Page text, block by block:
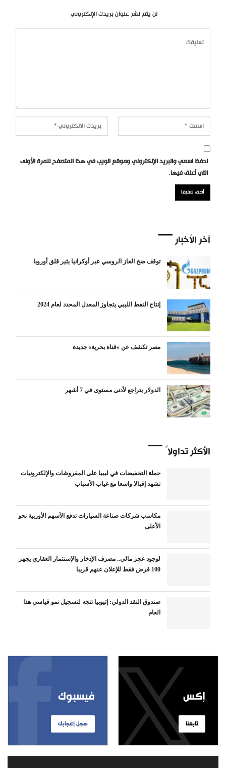
لن يتم نشر عنوان بريدك الإلكتروني.
احفظ اسمي والبريد الإلكتروني وموقع الويب في هذا المتصفح للمرة الأولى
التي أعلق فيها.
آخر الأخبار
توقف ضخ الغاز الروسي عبر أوكرانيا يثير قلق أوروبا
إنتاج النفط الليبي يتجاوز المعدل المحدد لعام 2024
مصر تكشف عن «قناة بحرية» جديدة
الدولار يتراجع لأدنى مستوى في 7 أشهر
الأكثر تداولاً
حملة التخفيضات في ليبيا على المفروشات والإلكترونيات
تشهد إقبالا واسعا مع غياب الأسباب
مكاسب شركات صناعة السيارات تدفع الأسهم الأوربية نحو
الأعلى
لوجود عجز مالي.. مصرف الإدخار والإستثمار العقاري يجهز
100 قرض فقط للإعلان عنهم قريبا
صندوق النقد الدولي: إثيوبيا تتجه لتسجيل نمو قياسي هذا
العام
فيسبوك
سجل إعجابك
إكس
تابعنا